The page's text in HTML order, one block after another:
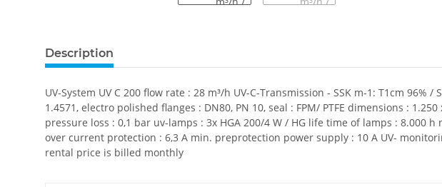
Description
UV-System UV C 200 flow rate : 28 m³/h UV-C-Transmission - SSK m-1: T1cm
1.4571, electro polished flanges : DN80, PN 10, seal : FPM/ PTFE dimensions :
pressure loss : 0,1 bar uv-lamps : 3x HGA 200/4 W / HG life time of lamps :
over current protection : 6,3 A min. preprotection power supply : 10 A UV-
rental price is billed monthly